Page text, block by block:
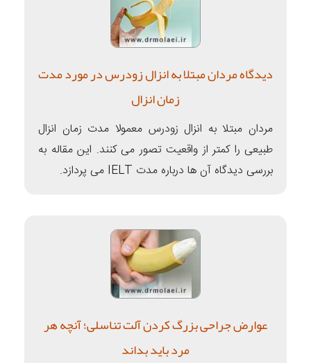
دیدگاه مردان مبتلا به انزال زودرس در مورد مدت
زمان انزال
مردان مبتلا به انزال زودرس معمولا مدت زمان انزال
طبیعی را کمتر از واقعیت تصور می کنند. این مقاله به
بررسی دیدگاه‌ آن ها درباره مدت IELT می پردازد.
عوارض جراحی بزرگ کردن آلت تناسلی؛ آنچه هر
مرد باید بداند